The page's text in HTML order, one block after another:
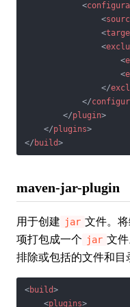
<
<
<
<
<
<
</
</
</plugin>
</plugins>
</ build>
maven-jar-plugin
用于创建 jar 文件。
项打包成一个 jar 文
排除或包括的文件和目
<build>
<plugins>